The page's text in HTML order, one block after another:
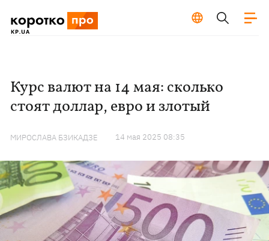
Курс валют на 14 мая: сколько
стоят доллар, евро и злотый
МИРОСЛАВА БЗИКАДЗЕ 14 мая 2025 08:35